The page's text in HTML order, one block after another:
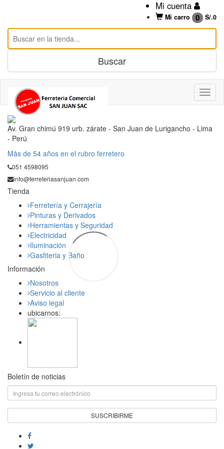
Mi cuenta
Mi carro 0 S/.0
Av. Gran chimú 919 urb. zárate - San Juan de Lurigancho - Lima
- Perú
Mås de 54 años en el rubro ferretero
051 4598095
info@ferreteriasanjuan.com
Tienda
Ferretería y Cerrajería
Pinturas y Derivados
Herramientas y Seguridad
Electricidad
Iluminación
Gasfiteria y Baño
Información
Nosotros
Servicio al cliente
Aviso legal
ubicarnos:
Boletín de noticias